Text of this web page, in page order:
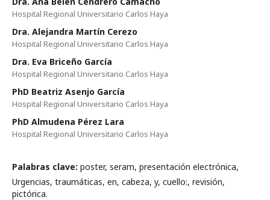
Hospital Regional Universitario Carlos Haya
Dra. Alejandra Martín Cerezo
Hospital Regional Universitario Carlos Haya
Dra. Eva Briceño García
Hospital Regional Universitario Carlos Haya
PhD Beatriz Asenjo García
Hospital Regional Universitario Carlos Haya
PhD Almudena Pérez Lara
Hospital Regional Universitario Carlos Haya
Palabras clave: poster, seram, presentación electrónica,
Urgencias, traumáticas, en, cabeza, y, cuello:, revisión,
pictórica.